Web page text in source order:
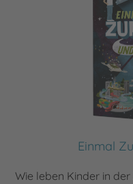
Einmal
Wie leben Kinder in